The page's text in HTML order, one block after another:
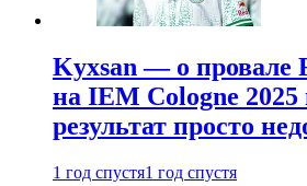
Kyxsan — о провале
на IEM Cologne 2025
результат просто
1 год спустя1 год спустя